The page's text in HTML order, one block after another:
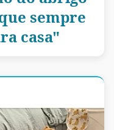
sempre
casa"